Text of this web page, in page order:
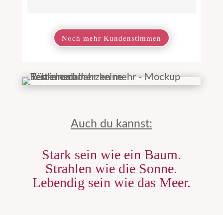
Noch mehr Kundenstimmen
Auch du kannst:
Stark sein wie ein Baum.
Strahlen wie die Sonne.
Lebendig sein wie das Meer.